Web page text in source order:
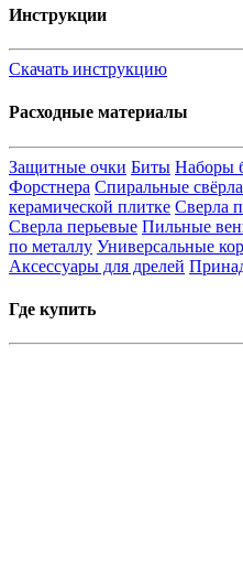
Инструкции
Скачать инструкцию
Расходные материалы
Защитные очки Биты Наборы
Форстнера Спиральные
керамической плитке Сверла
Сверла перьевые Пильные
по металлу Универсальные
Аксессуары для дрелей
Где купить